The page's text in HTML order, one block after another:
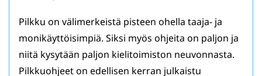
Pilkku on välimerkeistä pisteen ohella taaja- ja
monikäyttöisimpiä. Siksi myös ohjeita on paljon ja
niitä kysytään paljon kielitoimiston neuvonnasta.
Pilkkuohjeet on edellisen kerran julkaistu